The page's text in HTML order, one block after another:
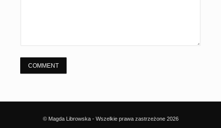
© Magda Librowska - Wszelkie prawa zastrzeżone 2026